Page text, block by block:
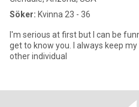
Söker: Kvinna 23 - 36
I'm serious at first but I can be
get to know you. I always keep
other individual